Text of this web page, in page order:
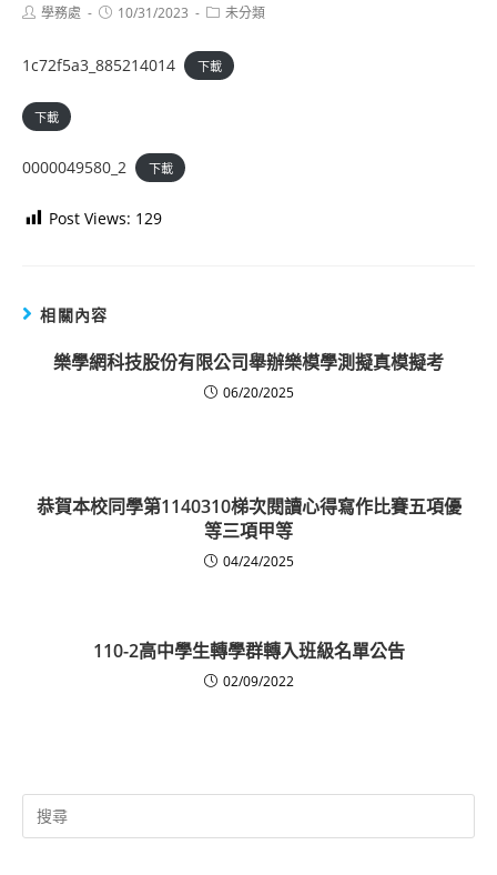
Post學務處
Post10/31/2023
Post未分類
1c72f5a3_885214014 下載
下載
0000049580_2 下載
Post Views: 129
相關內容
樂學網科技股份有限公司舉辦樂模學測擬真模擬考
06/20/2025
恭賀本校同學第1140310梯次閱讀心得寫作比賽五項優
等三項甲等
04/24/2025
110-2高中學生轉學群轉入班級名單公告
02/09/2022
Search
for: